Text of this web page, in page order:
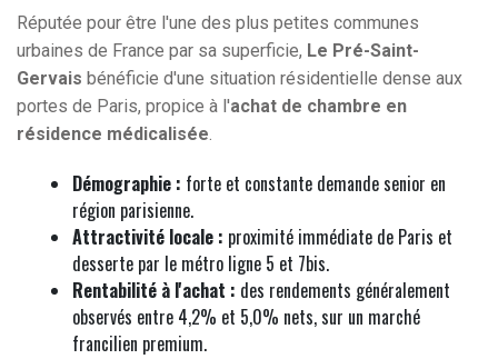
Réputée pour être l'une des plus petites communes
urbaines de France par sa superficie, Le Pré-Saint-
Gervais bénéficie d'une situation résidentielle dense aux
portes de Paris, propice à l'achat de chambre en
résidence médicalisée.
Démographie : forte et constante demande senior en
région parisienne.
Attractivité locale : proximité immédiate de Paris et
desserte par le métro ligne 5 et 7bis.
Rentabilité à l'achat : des rendements généralement
observés entre 4,2% et 5,0% nets, sur un marché
francilien premium.